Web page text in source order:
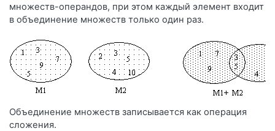
множеств-операндов, при этом каждый элемент входит
в объединение множеств только один раз.
Объединение множеств записывается как операция
сложения.